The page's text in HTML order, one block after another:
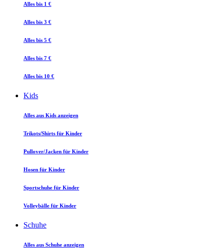
Alles bis 1 €
Alles bis 3 €
Alles bis 5 €
Alles bis 7 €
Alles bis 10 €
Kids
Alles aus Kids anzeigen
Trikots/Shirts für Kinder
Pullover/Jacken für Kinder
Hosen für Kinder
Sportschuhe für Kinder
Volleybälle für Kinder
Schuhe
Alles aus Schuhe anzeigen